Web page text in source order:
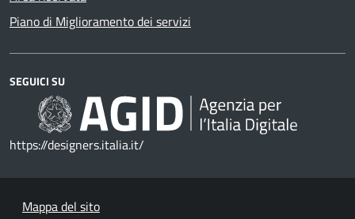
Piano di Miglioramento dei servizi
SEGUICI SU
https://designers.italia.it/
Mappa del sito